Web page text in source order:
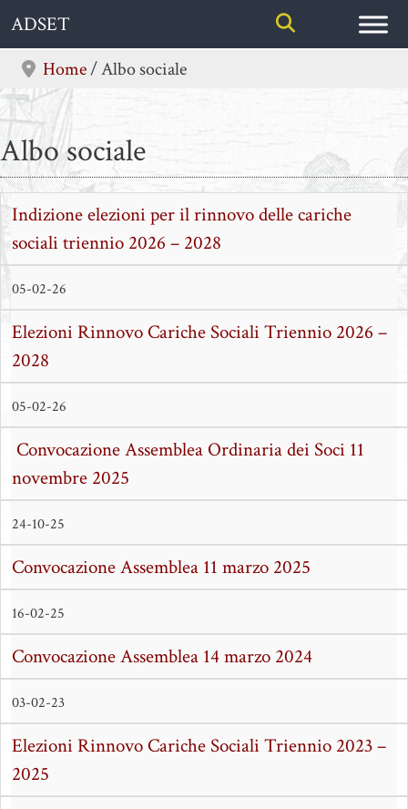
Skip
content
ADSET
Home/Albo sociale
Albo sociale
Indizione elezioni per il rinnovo delle cariche
sociali triennio 2026 – 2028
05-02-26
Elezioni Rinnovo Cariche Sociali Triennio 2026 –
2028
05-02-26
Convocazione Assemblea Ordinaria dei Soci 11
novembre 2025
24-10-25
Convocazione Assemblea 11 marzo 2025
16-02-25
Convocazione Assemblea 14 marzo 2024
03-02-23
Elezioni Rinnovo Cariche Sociali Triennio 2023 –
2025